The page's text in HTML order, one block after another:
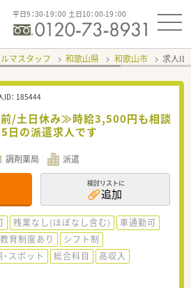
平日9：30-19：00 土日10：00-19：00
マスタッフ 和歌山県 和歌山市 求人ID
： 185444
前/土日休み≫時給3,500円も相談
5日の派遣求人です
調剤薬局 派遣
検討リストに
追加
残業なし(ほぼなし含む)
車通勤可
教育制度あり
シフト制
スポット 総合科目
高収入